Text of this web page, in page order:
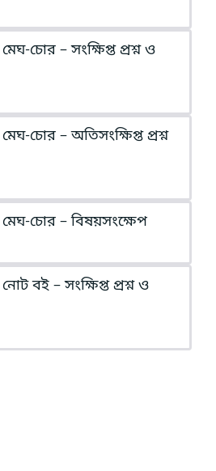
চোর – সংক্ষিপ্ত প্রশ্ন ও
মেঘ-চোর – অতিসংক্ষিপ্ত প্রশ্ন
মেঘ-চোর – বিষয়সংক্ষেপ
নোট বই – সংক্ষিপ্ত প্রশ্ন ও